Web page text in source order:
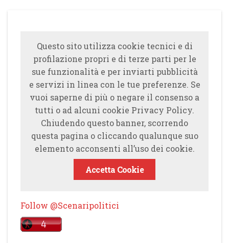
Questo sito utilizza cookie tecnici e di
profilazione propri e di terze parti per le
sue funzionalità e per inviarti pubblicità
e servizi in linea con le tue preferenze. Se
vuoi saperne di più o negare il consenso a
tutti o ad alcuni cookie Privacy Policy.
Chiudendo questo banner, scorrendo
questa pagina o cliccando qualunque suo
elemento acconsenti all’uso dei cookie.
Accetta Cookie
Follow @Scenaripolitici